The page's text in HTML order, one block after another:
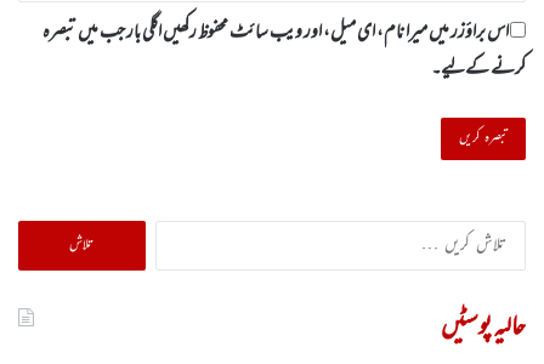
اس براؤزر میں میرا نام، ای میل، اور ویب سائٹ محفوظ رکھیں اگلی بار جب میں تبصرہ
کرنے کےلیے۔
تلاش
کریں
حالیہ پوسٹیں